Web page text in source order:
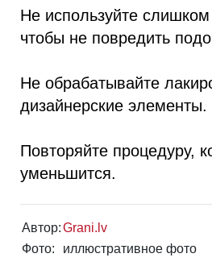
Не используйте
чтобы не повредить
Не обрабатывайте
дизайнерские элементы.
Повторяйте процедуру,
уменьшится.
Автор:Grani.lv
Фото:
иллюстративное фото